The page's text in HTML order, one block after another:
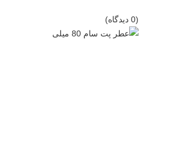
(0 دیدگاه)